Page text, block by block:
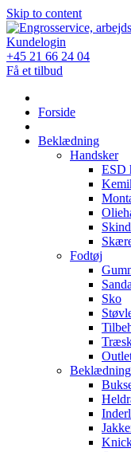
Skip to content
Kundelogin
+45 21 66 24 04
Få et tilbud
Forside
Beklædning
Handsker
ESD
Fodtøj
Sko
Beklædning